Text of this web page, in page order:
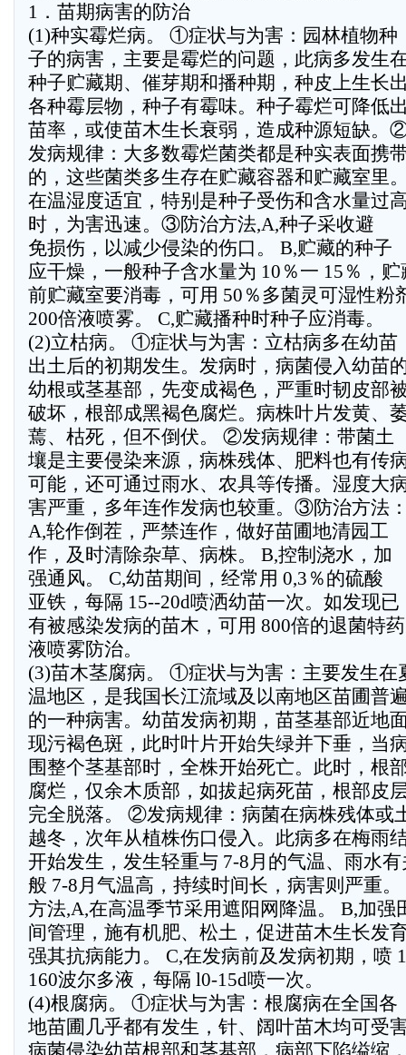
1．苗期病害的防治
(1)种实霉烂病。 ①症状与为害：园林植物种
子的病害，主要是霉烂的问题，此病多发生
种子贮藏期、催芽期和播种期，种皮上生长
各种霉层物，种子有霉味。种子霉烂可降低
苗率，或使苗木生长衰弱，造成种源短缺。
发病规律：大多数霉烂菌类都是种实表面携
的，这些菌类多生存在贮藏容器和贮藏室里
在温湿度适宜，特别是种子受伤和含水量过
时，为害迅速。③防治方法,A,种子采收避
免损伤，以减少侵染的伤口。 B,贮藏的种子
应干燥，一般种子含水量为 10％一 15％，贮
前贮藏室要消毒，可用 50％多菌灵可湿性粉
200倍液喷雾。 C,贮藏播种时种子应消毒。
(2)立枯病。 ①症状与为害：立枯病多在幼苗
出土后的初期发生。发病时，病菌侵入幼苗
幼根或茎基部，先变成褐色，严重时韧皮部
破坏，根部成黑褐色腐烂。病株叶片发黄、
蔫、枯死，但不倒伏。 ②发病规律：带菌土
壤是主要侵染来源，病株残体、肥料也有传
可能，还可通过雨水、农具等传播。湿度大
害严重，多年连作发病也较重。③防治方法
A,轮作倒茬，严禁连作，做好苗圃地清园工
作，及时清除杂草、病株。 B,控制浇水，加
强通风。 C,幼苗期间，经常用 0,3％的硫酸
亚铁，每隔 15--20d喷洒幼苗一次。如发现已
有被感染发病的苗木，可用 800倍的退菌特药
液喷雾防治。
(3)苗木茎腐病。 ①症状与为害：主要发生在
温地区，是我国长江流域及以南地区苗圃普
的一种病害。幼苗发病初期，苗茎基部近地
现污褐色斑，此时叶片开始失绿并下垂，当
围整个茎基部时，全株开始死亡。此时，根
腐烂，仅余木质部，如拔起病死苗，根部皮
完全脱落。 ②发病规律：病菌在病株残体或
越冬，次年从植株伤口侵入。此病多在梅雨
开始发生，发生轻重与 7-8月的气温、雨水
般 7-8月气温高，持续时间长，病害则严重
方法,A,在高温季节采用遮阳网降温。 B,加强
间管理，施有机肥、松土，促进苗木生长发
强其抗病能力。 C,在发病前及发病初期，喷
160波尔多液，每隔 l0-15d喷一次。
(4)根腐病。 ①症状与为害：根腐病在全国各
地苗圃几乎都有发生，针、阔叶苗木均可受
病菌侵染幼苗根部和茎基部，病部下陷缢缩